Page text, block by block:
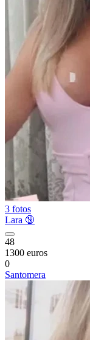
3 fotos
Lara 🔞
48
1300 euros
0
Santomera